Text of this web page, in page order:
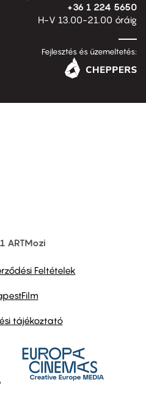
+36 1 224 5650
H-V 13.00-21.00 óráig
Fejlesztés és üzemeltetés:
ARTMozi
Feltételek
tájékoztató